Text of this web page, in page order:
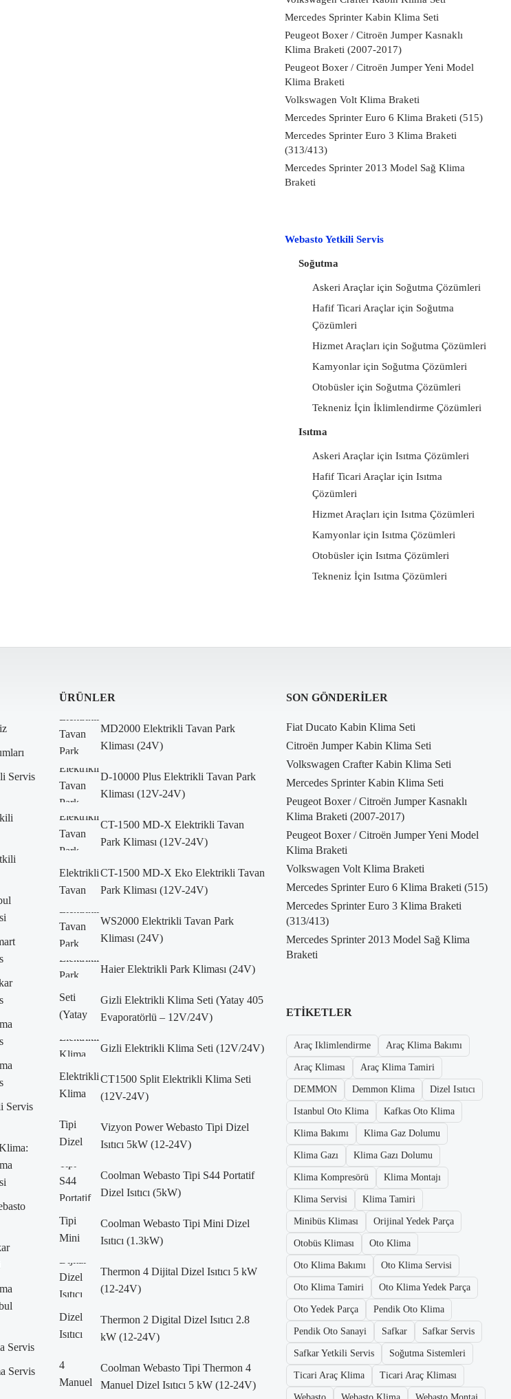
Mercedes Sprinter Kabin Klima Seti
Peugeot Boxer / Citroën Jumper Kasnaklı
Klima Braketi (2007-2017)
Peugeot Boxer / Citroën Jumper Yeni Model
Klima Braketi
Volkswagen Volt Klima Braketi
Mercedes Sprinter Euro 6 Klima Braketi (515)
Mercedes Sprinter Euro 3 Klima Braketi
(313/413)
Mercedes Sprinter 2013 Model Sağ Klima
Braketi
Webasto Yetkili Servis
Soğutma
Askeri Araçlar için Soğutma Çözümleri
Hafif Ticari Araçlar için Soğutma
Çözümleri
Hizmet Araçları için Soğutma Çözümleri
Kamyonlar için Soğutma Çözümleri
Otobüsler için Soğutma Çözümleri
Tekneniz İçin İklimlendirme Çözümleri
Isıtma
Askeri Araçlar için Isıtma Çözümleri
Hafif Ticari Araçlar için Isıtma
Çözümleri
Hizmet Araçları için Isıtma Çözümleri
Kamyonlar için Isıtma Çözümleri
Otobüsler için Isıtma Çözümleri
Tekneniz İçin Isıtma Çözümleri
Servis
Servis
Servis
Servis
ÜRÜNLER
MD2000 Elektrikli Tavan Park
Kliması (24V)
D-10000 Plus Elektrikli Tavan Park
Kliması (12V-24V)
CT-1500 MD-X Elektrikli Tavan
Park Kliması (12V-24V)
CT-1500 MD-X Eko Elektrikli Tavan
Park Kliması (12V-24V)
WS2000 Elektrikli Tavan Park
Kliması (24V)
Haier Elektrikli Park Kliması (24V)
Gizli Elektrikli Klima Seti (Yatay 405
Evaporatörlü – 12V/24V)
Gizli Elektrikli Klima Seti (12V/24V)
CT1500 Split Elektrikli Klima Seti
(12V-24V)
Vizyon Power Webasto Tipi Dizel
Isıtıcı 5kW (12-24V)
Coolman Webasto Tipi S44 Portatif
Dizel Isıtıcı (5kW)
Coolman Webasto Tipi Mini Dizel
Isıtıcı (1.3kW)
Thermon 4 Dijital Dizel Isıtıcı 5 kW
(12-24V)
Thermon 2 Digital Dizel Isıtıcı 2.8
kW (12-24V)
Coolman Webasto Tipi Thermon 4
Manuel Dizel Isıtıcı 5 kW (12-24V)
SON GÖNDERILER
Fiat Ducato Kabin Klima Seti
Citroën Jumper Kabin Klima Seti
Volkswagen Crafter Kabin Klima Seti
Mercedes Sprinter Kabin Klima Seti
Peugeot Boxer / Citroën Jumper Kasnaklı
Klima Braketi (2007-2017)
Peugeot Boxer / Citroën Jumper Yeni Model
Klima Braketi
Volkswagen Volt Klima Braketi
Mercedes Sprinter Euro 6 Klima Braketi (515)
Mercedes Sprinter Euro 3 Klima Braketi
(313/413)
Mercedes Sprinter 2013 Model Sağ Klima
Braketi
ETIKETLER
Araç Iklimlendirme Araç Klima Bakımı
Araç Kliması Araç Klima Tamiri
DEMMON Demmon Klima Dizel Isıtıcı
Istanbul Oto Klima Kafkas Oto Klima
Klima Bakımı Klima Gaz Dolumu
Klima Gazı Klima Gazı Dolumu
Klima Kompresörü Klima Montajı
Klima Servisi Klima Tamiri
Minibüs Kliması Orijinal Yedek Parça
Otobüs Kliması Oto Klima
Oto Klima Bakımı Oto Klima Servisi
Oto Klima Tamiri Oto Klima Yedek Parça
Oto Yedek Parça Pendik Oto Klima
Pendik Oto Sanayi Safkar Safkar Servis
Safkar Yetkili Servis Soğutma Sistemleri
Ticari Araç Klima Ticari Araç Kliması